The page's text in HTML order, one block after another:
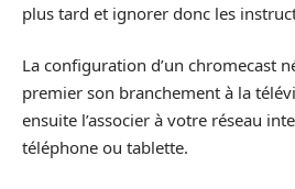
plus tard et ignorer donc les
La configuration d’un chromecast
premier son branchement à la
ensuite l’associer à votre réseau
téléphone ou tablette.